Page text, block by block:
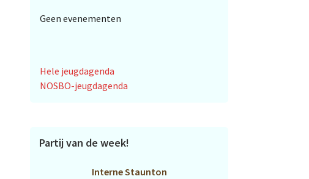
Geen evenementen
Hele jeugdagenda
NOSBO-jeugdagenda
Partij van de week!
Interne Staunton